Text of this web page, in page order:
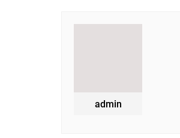
admin